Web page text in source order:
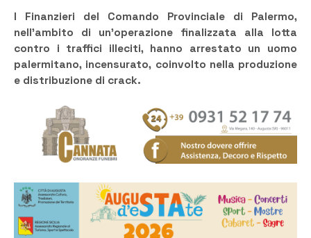
I Finanzieri del Comando Provinciale di Palermo,
nell’ambito di un’operazione finalizzata alla lotta
contro i traffici illeciti, hanno arrestato un uomo
palermitano, incensurato, coinvolto nella produzione
e distribuzione di crack.